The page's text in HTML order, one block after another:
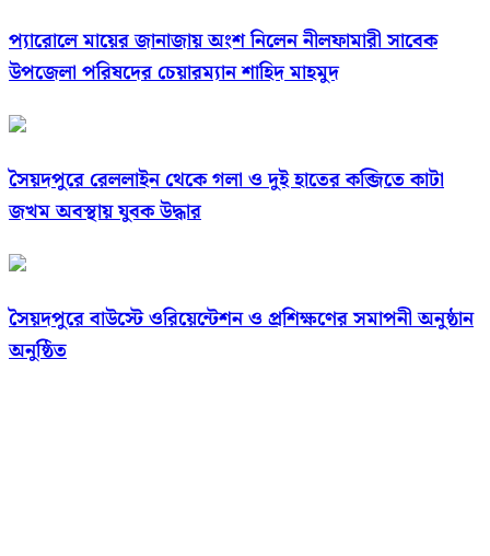
প্যারোলে মায়ের জানাজায় অংশ নিলেন নীলফামারী সাবেক
উপজেলা পরিষদের চেয়ারম্যান শাহিদ মাহমুদ
সৈয়দপুরে রেললাইন থেকে গলা ও দুই হাতের কব্জিতে কাটা
জখম অবস্থায় যুবক উদ্ধার
সৈয়দপুরে বাউস্টে ওরিয়েন্টেশন ও প্রশিক্ষণের সমাপনী অনুষ্ঠান
অনুষ্ঠিত